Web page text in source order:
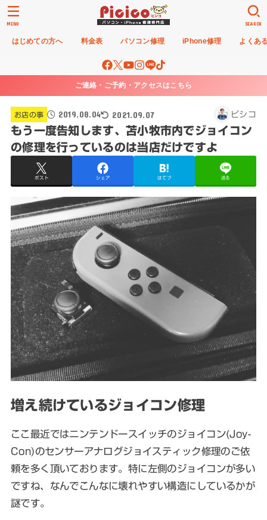
はじめての方へ 料金表 パソコン修理 iPhone修理 よくあ
SEARCH
MENU
ご連絡・ご予約・アクセスはこちら
お店の事 2019.08.04 2021.09.07 ピシコ
もう一度告知します、苫小牧市内でジョイコン
の修理を行っているのは当店だけですよ
ポスト シェア はてブ 送る
増え続けているジョイコン修理
ここ最近ではニンテンドースイッチのジョイコン(Joy-
Con)のセンサーアナログジョイスティック修理のご依
頼を多く頂いております。特に左側のジョイコンが多い
ですね、なんでこんなに壊れやすい構造にしているかが
謎です。